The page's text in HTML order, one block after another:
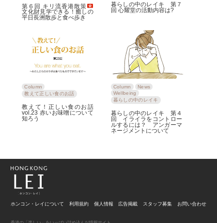
第６回 キリ流香港散策
文化財見学できる！癒しの
平日長洲散歩と食べ歩き
暮らしの中のレイキ 第７
回 心耀堂の活動内容は?
Column
教えて正しい食のお話
教えて！正しい食のお話
vol.23 赤いお味噌について
知ろう
Column
News
Wellbeing
暮らしの中のレイキ
暮らしの中のレイキ 第４
回 イライラをコントロー
ルするには？ アンガーマ
ネージメントについて
ホンコン・レイについて 利用規約 個人情報 広告掲載 スタッフ募集 お問い合わせ